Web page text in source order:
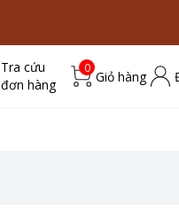
Tra cứu
đơn hàng
0
Giỏ hàng